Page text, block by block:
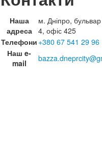
Наша
адреса
м. Дніпро,
4, офіс 425
Телефони +380 67 541 29 96
Наш e-
mail